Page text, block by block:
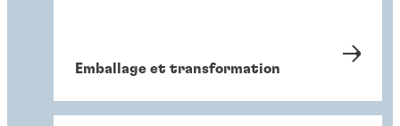
Emballage et transformation